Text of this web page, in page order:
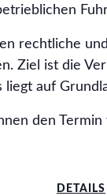
rechtliche
Ziel ist die
liegt auf
den
DETAILS